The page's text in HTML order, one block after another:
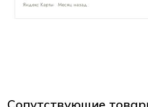
Яндекс Карты Месяц назад